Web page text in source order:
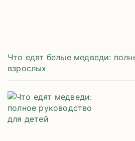
Что едят белые медведи:
взрослых